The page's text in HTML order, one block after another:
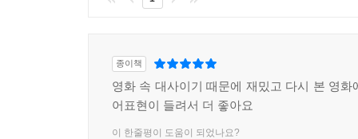
종이책
영화 속 대사이기 때문에 재밌고 다시 본 영화
어표현이 들려서 더 좋아요
이 한줄평이 도움이 되었나요?